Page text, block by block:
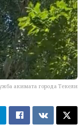
акимата города Текели